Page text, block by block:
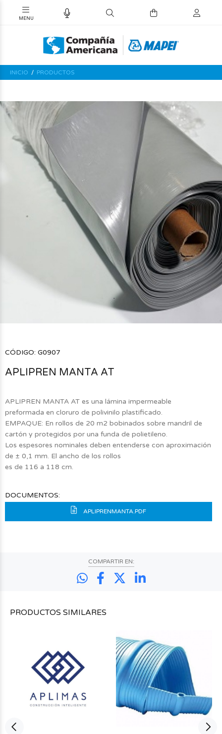
INICIO PRODUCTOS
CÓDIGO: G0907
APLIPREN MANTA AT
APLIPREN MANTA AT es una lámina impermeable
preformada en cloruro de polivinilo plastificado.
EMPAQUE: En rollos de 20 m2 bobinados sobre mandril de
cartón y protegidos por una funda de polietileno.
Los espesores nominales deben entenderse con aproximación
de ± 0,1 mm. El ancho de los rollos
es de 116 a 118 cm.
DOCUMENTOS:
APLIPRENMANTA.PDF
COMPARTIR EN:
PRODUCTOS SIMILARES